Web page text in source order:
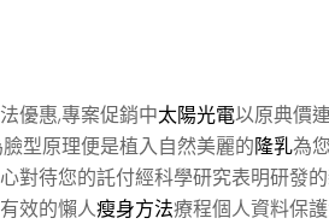
優惠,專案促銷中太陽光電以原典價
型原理便是植入自然美麗的隆乳為
對待您的託付經科學研究表明研發
效的懶人瘦身方法療程個人資料保